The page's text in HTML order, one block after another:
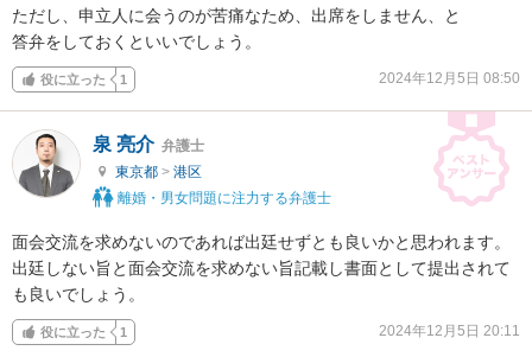
ただし、申立人に会うのが苦痛なため、出席をしません、と
答弁をしておくといいでしょう。
役に立った 1 2024年12月5日 08:50
泉 亮介 弁護士
東京都 > 港区
離婚・男女問題に注力する弁護士
面会交流を求めないのであれば出廷せずとも良いかと思われます。
出廷しない旨と面会交流を求めない旨記載し書面として提出されて
も良いでしょう。
役に立った 1 2024年12月5日 20:11